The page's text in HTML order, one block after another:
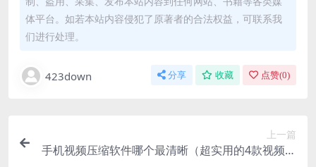
体平台。如若本站内容侵犯了原著者的合法权益，可联系我
们进行处理。
423down 分享 收藏 点赞(0)
上一篇
手机视频压缩软件哪个最清晰（超实用的4款视频压